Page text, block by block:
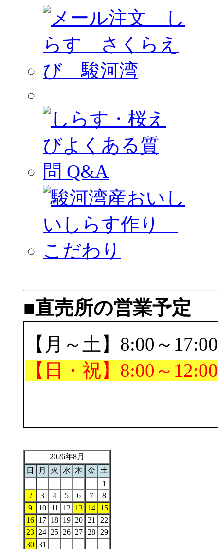
■直売所の営業予定
【月～土】8:00～17:00
【日・祝】8:00～12:00
2026年8月
日
月 火 水 木 金
土
1
2
3 4 5 6 7
8
9
10 11 12 13 14
15
16 17 18 19 20 21
22
23 24 25 26 27 28
29
30 31